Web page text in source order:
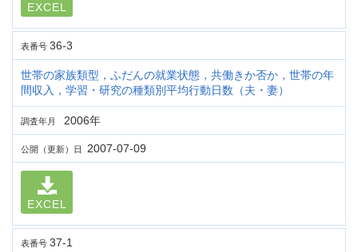
EXCEL
表番号 36-3
世帯の家族類型，ふだんの就業状態，共働きか否か，世帯の年
間収入，学習・研究の種類別平均行動日数（夫・妻）
調査年月 2006年
公開（更新）日 2007-07-09
EXCEL
表番号 37-1